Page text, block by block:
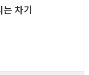
차기